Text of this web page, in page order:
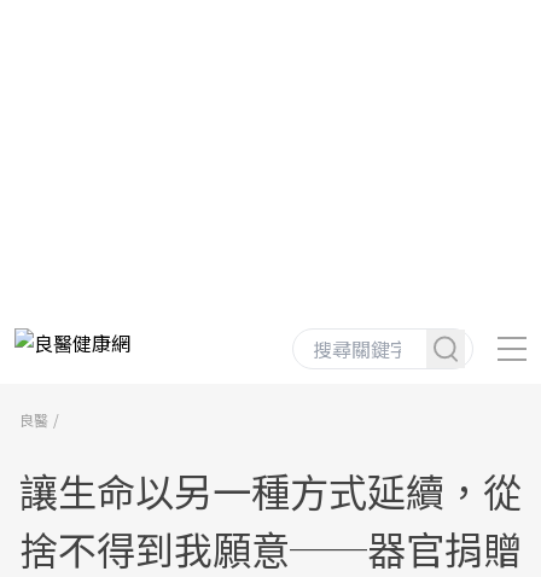
良醫
讓生命以另一種方式延續，從
捨不得到我願意──器官捐贈